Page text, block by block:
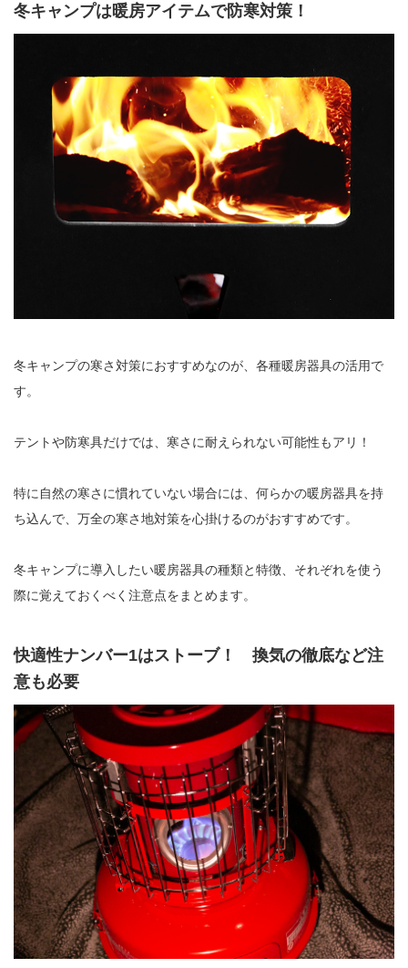
冬キャンプは暖房アイテムで防寒対策！
冬キャンプの寒さ対策におすすめなのが、各種暖房器具の活用で
す。
テントや防寒具だけでは、寒さに耐えられない可能性もアリ！
特に自然の寒さに慣れていない場合には、何らかの暖房器具を持
ち込んで、万全の寒さ地対策を心掛けるのがおすすめです。
冬キャンプに導入したい暖房器具の種類と特徴、それぞれを使う
際に覚えておくべく注意点をまとめます。
快適性ナンバー1はストーブ！ 換気の徹底など注
意も必要